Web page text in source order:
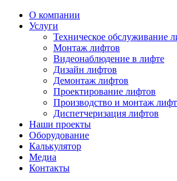
О компании
Услуги
Техническое обслуживание
Монтаж лифтов
Видеонаблюдение в лифте
Дизайн лифтов
Демонтаж лифтов
Проектирование лифтов
Производство и монтаж
Диспетчеризация лифтов
Наши проекты
Оборудование
Калькулятор
Медиа
Контакты